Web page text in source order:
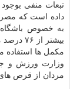
تبعات منفی
داده است که
به خصوص
مکمل ها استفاده
مردان از قرص